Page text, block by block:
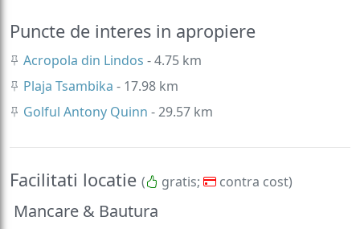
Puncte de interes in apropiere
Acropola din Lindos - 4.75 km
Plaja Tsambika - 17.98 km
Golful Antony Quinn - 29.57 km
Facilitati locatie ( gratis; contra cost)
Mancare & Bautura